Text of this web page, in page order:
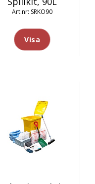
SRKO90
Visa